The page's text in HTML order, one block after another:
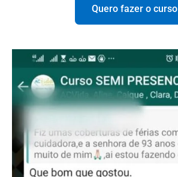
Quero fazer o curso